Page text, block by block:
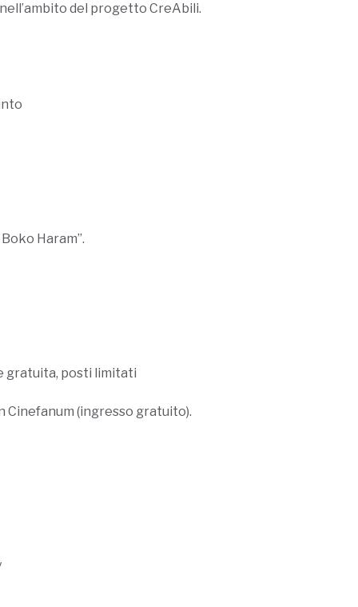
nell’ambito del progetto CreAbili.
Haram”.
gratuita, posti limitati
Cinefanum (ingresso gratuito).